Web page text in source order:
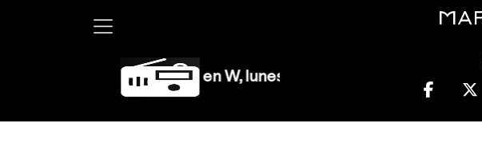
Martha Debayle en W, lunes a viernes de 10 a 13 hrs.